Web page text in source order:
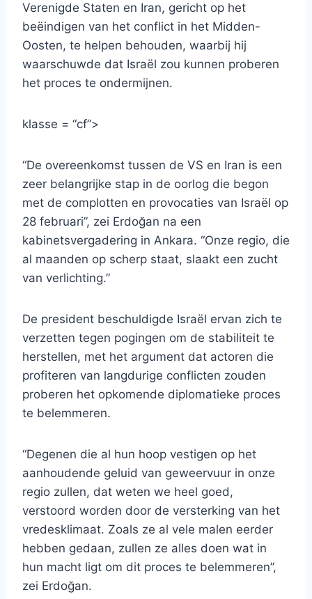
Verenigde Staten en Iran, gericht op het
beëindigen van het conflict in het Midden-
Oosten, te helpen behouden, waarbij hij
waarschuwde dat Israël zou kunnen proberen
het proces te ondermijnen.
klasse = “cf”>
“De overeenkomst tussen de VS en Iran is een
zeer belangrijke stap in de oorlog die begon
met de complotten en provocaties van Israël op
28 februari”, zei Erdoğan na een
kabinetsvergadering in Ankara. “Onze regio, die
al maanden op scherp staat, slaakt een zucht
van verlichting.”
De president beschuldigde Israël ervan zich te
verzetten tegen pogingen om de stabiliteit te
herstellen, met het argument dat actoren die
profiteren van langdurige conflicten zouden
proberen het opkomende diplomatieke proces
te belemmeren.
“Degenen die al hun hoop vestigen op het
aanhoudende geluid van geweervuur ​​in onze
regio zullen, dat weten we heel goed,
verstoord worden door de versterking van het
vredesklimaat. Zoals ze al vele malen eerder
hebben gedaan, zullen ze alles doen wat in
hun macht ligt om dit proces te belemmeren”,
zei Erdoğan.